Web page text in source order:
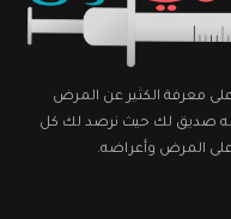
معرفة الكثير عن المرض
صديق لك حيث نرصد لك كل
على المرض وأعراضه.